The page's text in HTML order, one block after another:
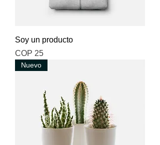
Soy un producto
Price
COP 25
Nuevo